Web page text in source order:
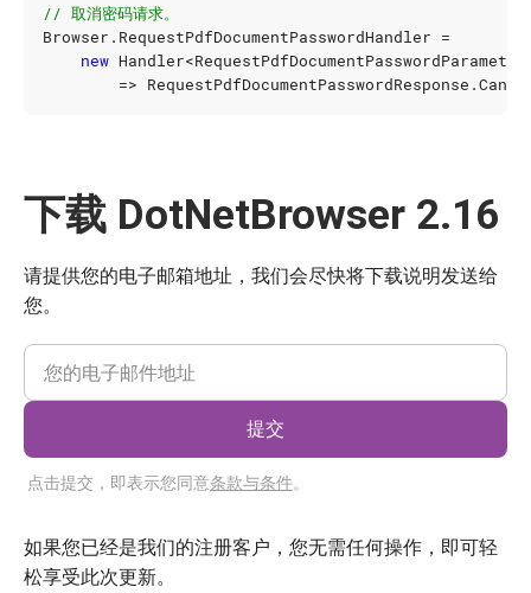
// 取消密码请求。
Browser . RequestPdfDocumentPasswordHandler =
new Handler<
=> RequestPdfDocumentPasswordResponse .
下载 DotNetBrowser 2.16
请提供您的电子邮箱地址，我们会尽快将下载说明发送给
您。
提交
点击提交，即表示您同意条款与条件。
如果您已经是我们的注册客户，您无需任何操作，即可轻
松享受此次更新。